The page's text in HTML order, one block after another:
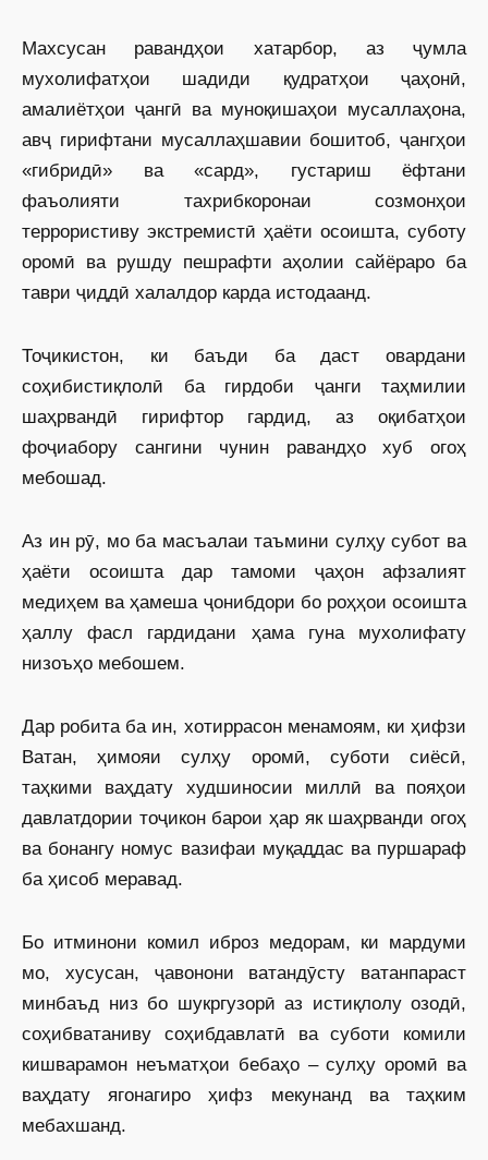
Махсусан равандҳои хатарбор, аз ҷумла
мухолифатҳои шадиди қудратҳои ҷаҳонӣ,
амалиётҳои ҷангӣ ва муноқишаҳои мусаллаҳона,
авҷ гирифтани мусаллаҳшавии бошитоб, ҷангҳои
«гибридӣ» ва «сард», густариш ёфтани
фаъолияти тахрибкоронаи созмонҳои
террористиву экстремистӣ ҳаёти осоишта, суботу
оромӣ ва рушду пешрафти аҳолии сайёраро ба
таври ҷиддӣ халалдор карда истодаанд.
Тоҷикистон, ки баъди ба даст овардани
соҳибистиқлолӣ ба гирдоби ҷанги таҳмилии
шаҳрвандӣ гирифтор гардид, аз оқибатҳои
фоҷиабору сангини чунин равандҳо хуб огоҳ
мебошад.
Аз ин рӯ, мо ба масъалаи таъмини сулҳу субот ва
ҳаёти осоишта дар тамоми ҷаҳон афзалият
медиҳем ва ҳамеша ҷонибдори бо роҳҳои осоишта
ҳаллу фасл гардидани ҳама гуна мухолифату
низоъҳо мебошем.
Дар робита ба ин, хотиррасон менамоям, ки ҳифзи
Ватан, ҳимояи сулҳу оромӣ, суботи сиёсӣ,
таҳкими ваҳдату худшиносии миллӣ ва пояҳои
давлатдории тоҷикон барои ҳар як шаҳрванди огоҳ
ва бонангу номус вазифаи муқаддас ва пуршараф
ба ҳисоб меравад.
Бо итминони комил иброз медорам, ки мардуми
мо, хусусан, ҷавонони ватандӯсту ватанпараст
минбаъд низ бо шукргузорӣ аз истиқлолу озодӣ,
соҳибватаниву соҳибдавлатӣ ва суботи комили
кишварамон неъматҳои бебаҳо – сулҳу оромӣ ва
ваҳдату ягонагиро ҳифз мекунанд ва таҳким
мебахшанд.